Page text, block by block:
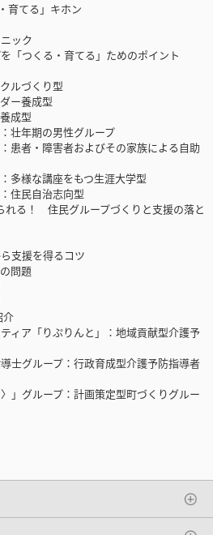
育てる」キホン
ック
「つくる・育てる」ためのポイント
ルづくり型
ー養成型
成型
壮年期の男性グループ
者・障害者およびその家族による自助
様な講座をもつ生涯大学型
住民自治志向型
る！ 住民グループづくりと支援の落と
支援を得るコツ
問題
介
ア「りぷりんと」：地域貢献型介護予
グループ：行政育成型介護予防指導者
グループ：計画策定型町づくりグルー